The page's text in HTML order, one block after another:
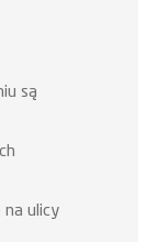
są
na ulicy